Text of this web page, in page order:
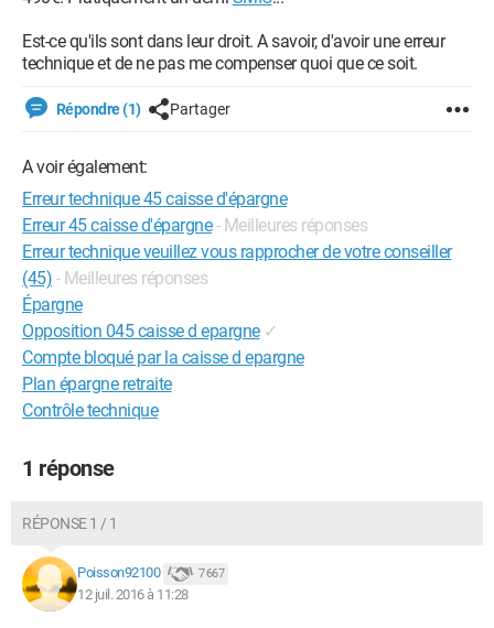
Est-ce qu'ils sont dans leur droit. A savoir, d'avoir une erreur
technique et de ne pas me compenser quoi que ce soit.
Répondre (1) Partager
A voir également:
Erreur technique 45 caisse d'épargne
Erreur 45 caisse d'épargne - Meilleures réponses
Erreur technique veuillez vous rapprocher de votre conseiller
(45) - Meilleures réponses
Épargne
Opposition 045 caisse d epargne ✓
Compte bloqué par la caisse d epargne
Plan épargne retraite
Contrôle technique
1 réponse
RÉPONSE 1 / 1
Poisson92100 7 667
12 juil. 2016 à 11:28